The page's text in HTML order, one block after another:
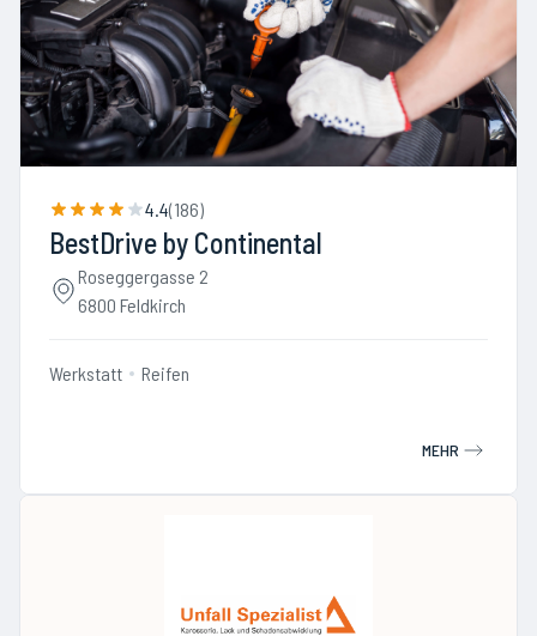
4.4(186)
BestDrive by Continental
Roseggergasse 2
6800 Feldkirch
Werkstatt Reifen
MEHR